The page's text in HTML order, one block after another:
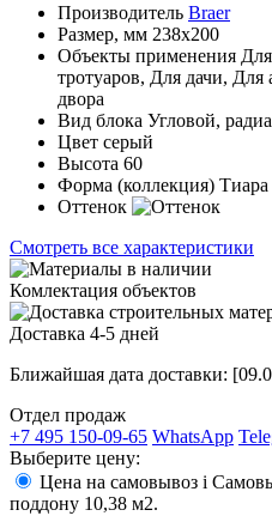
Производитель Braer
Размер, мм 238x200
Объекты применения
тротуаров, Для дачи,
двора
Вид блока Угловой,
Цвет серый
Высота 60
Форма (коллекция) Тиара
Оттенок
Смотреть все характеристики
Комлектация объектов
Доставка 4-5 дней
Ближайшая дата доставки:
Отдел продаж
+7 495 150-09-65 WhatsApp
Выберите цену:
Цена на самовывоз i
поддону 10,38 м2.